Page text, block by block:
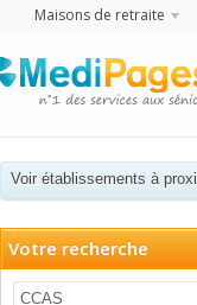
Maisons de retraite
Voir établissements à
Votre recherche
CCAS